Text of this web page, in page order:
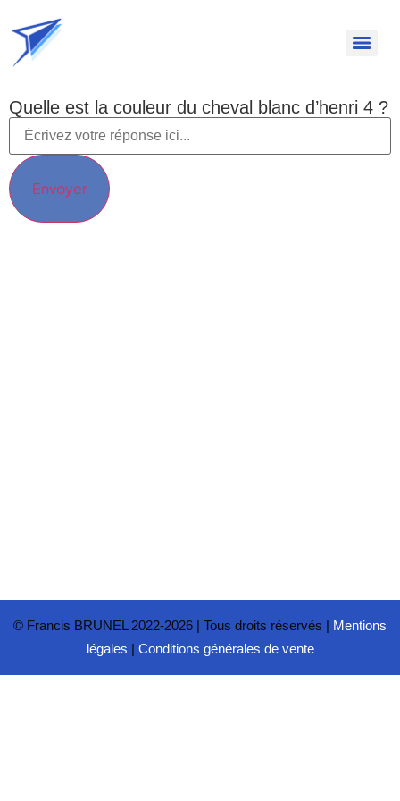
Quelle est la couleur du cheval blanc d’henri 4 ?
Envoyer
© Francis BRUNEL 2022-2026 | Tous droits réservés | Mentions
légales | Conditions générales de vente